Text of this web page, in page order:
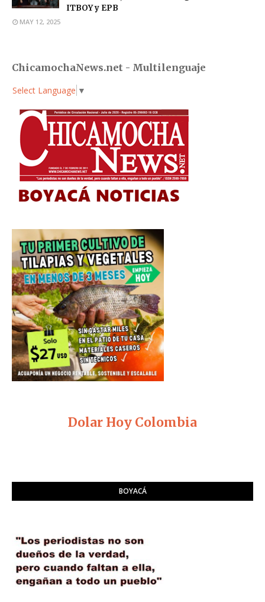
ITBOY y EPB
MAY 12, 2025
ChicamochaNews.net - Multilenguaje
Select Language ▼
Dolar Hoy Colombia
BOYACÁ